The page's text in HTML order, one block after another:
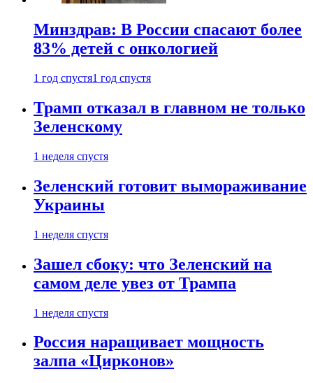
Минздрав: В России спасают более
83% детей с онкологией
1 год спустя1 год спустя
Трамп отказал в главном не только
Зеленскому
1 неделя спустя
Зеленский готовит вымораживание
Украины
1 неделя спустя
Зашел сбоку: что Зеленский на
самом деле увез от Трампа
1 неделя спустя
Россия наращивает мощность
залпа «Цирконов»